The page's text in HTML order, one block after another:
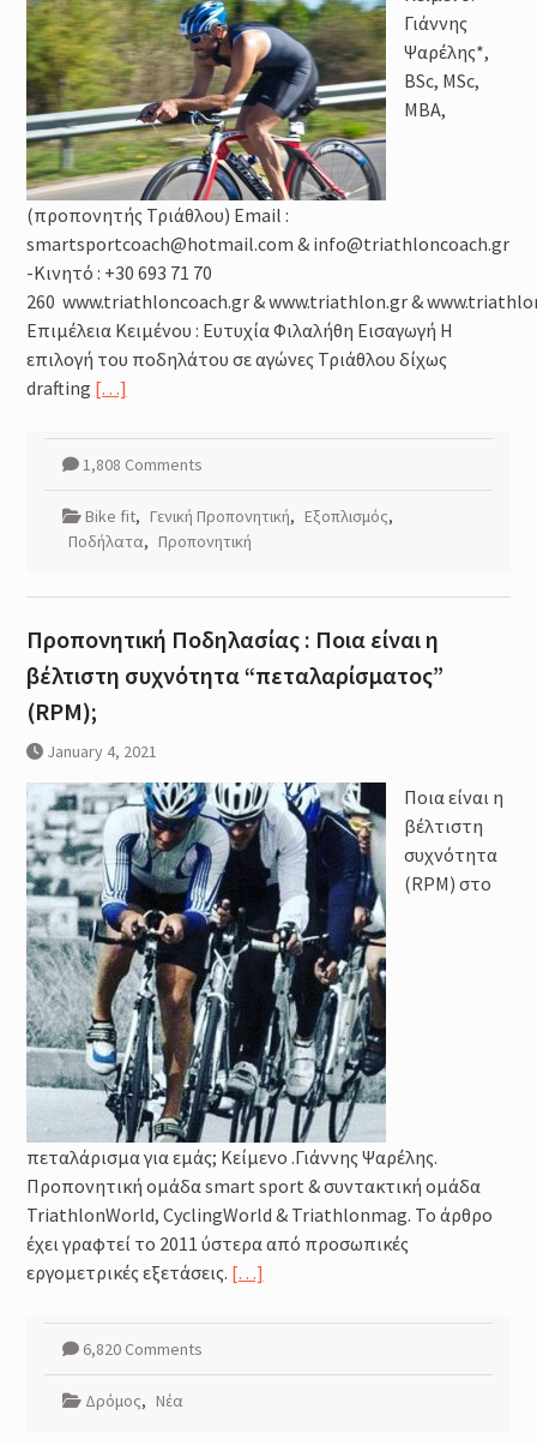
Γιάννης
Ψαρέλης*,
BSc, MSc,
MBA,
(προπονητής Τριάθλου) Email :
smartsportcoach@hotmail.com & info@triathloncoach.gr
-Κινητό : +30 693 71 70
260 www.triathloncoach.gr & www.triathlon.gr &
Επιμέλεια Κειμένου : Ευτυχία Φιλαλήθη Εισαγωγή Η
επιλογή του ποδηλάτου σε αγώνες Τριάθλου δίχως
drafting […]
1,808 Comments
Bike fit, Γενική Προπονητική, Εξοπλισμός,
Ποδήλατα, Προπονητική
Προπονητική Ποδηλασίας : Ποια είναι η
βέλτιστη συχνότητα “πεταλαρίσματος”
(RPM);
January 4, 2021
Ποια είναι η
βέλτιστη
συχνότητα
(RPM) στο
πεταλάρισμα για εμάς; Κείμενο .Γιάννης Ψαρέλης.
Προπονητική ομάδα smart sport & συντακτική ομάδα
TriathlonWorld, CyclingWorld & Triathlonmag. Το άρθρο
έχει γραφτεί το 2011 ύστερα από προσωπικές
εργομετρικές εξετάσεις. […]
6,820 Comments
Δρόμος, Νέα